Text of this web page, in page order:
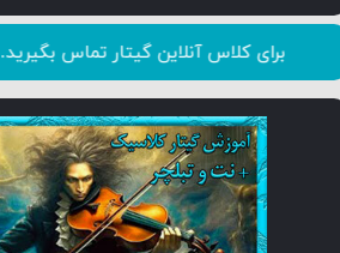
​​​​​​​برای کلاس آنلاین گیتار تماس بگیرید.